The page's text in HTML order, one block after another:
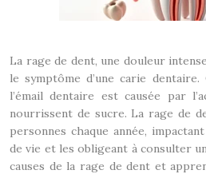
La rage de dent, une douleur
le symptôme d’une carie
l’émail dentaire est causée par
nourrissent de sucre. La rage de
personnes chaque année,
de vie et les obligeant à consulter
causes de la rage de dent et